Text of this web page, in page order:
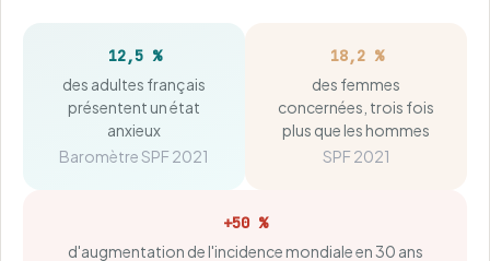
12,5 %
des adultes français
présentent un état
anxieux
Baromètre SPF 2021
18,2 %
des femmes
concernées, trois fois
plus que les hommes
SPF 2021
+50 %
d'augmentation de l'incidence mondiale en 30 ans